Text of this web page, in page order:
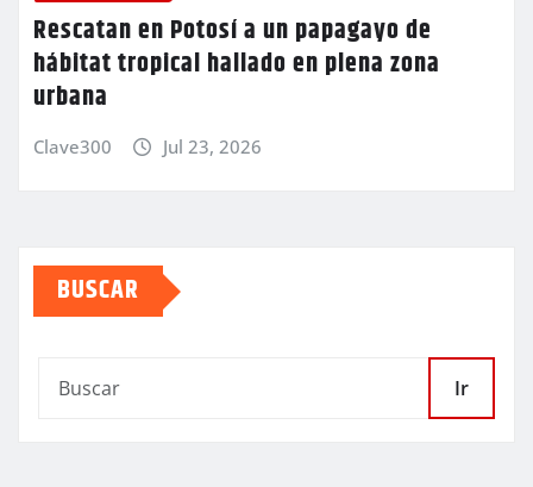
Rescatan en Potosí a un papagayo de
hábitat tropical hallado en plena zona
urbana
Clave300 Jul 23, 2026
BUSCAR
Ir